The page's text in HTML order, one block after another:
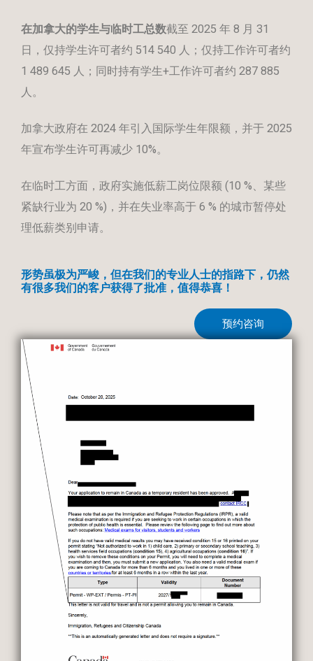
在加拿大的学生与临时工总数截至 2025 年 8 月 31
日，仅持学生许可者约 514 540 人；仅持工作许可者约
1 489 645 人；同时持有学生+工作许可者约 287 885
人。
加拿大政府在 2024 年引入国际学生年限额，并于 2025
年宣布学生许可再减少 10%。
在临时工方面，政府实施低薪工岗位限额 (10 %、某些
紧缺行业为 20 %)，并在失业率高于 6 % 的城市暂停处
理低薪类别申请。
形势虽极为严峻，但在我们的专业人士的指路下，仍然
有很多我们的客户获得了批准，值得恭喜！
预约咨询